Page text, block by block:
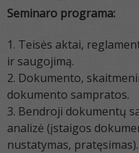
Seminaro programa:
Teisės aktai,
ir saugojimą.
Dokumento,
dokumento sampratos.
Bendroji dokumentų
analizė (įstaigos
nustatymas, pratęsimas).